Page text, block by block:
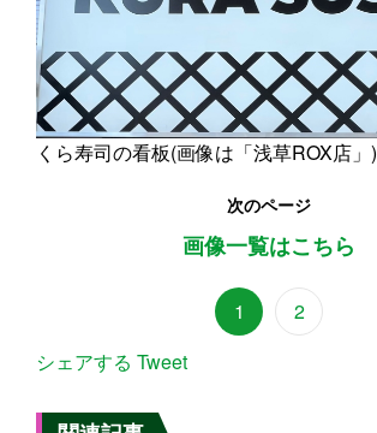
くら寿司の看板(画像は「浅草ROX店」)
次のページ
画像一覧はこちら
1
2
シェアする Tweet